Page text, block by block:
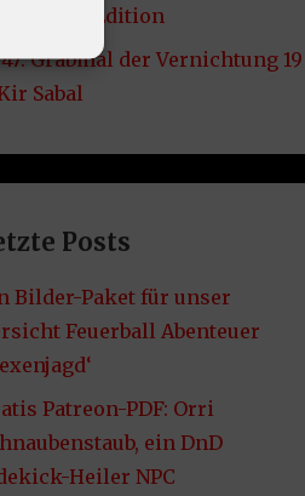
D&D Edition
Grabmal der Vernichtung 19
Sabal
Posts
Bilder-Paket für unser
Feuerball Abenteuer
Patreon-PDF: Orri
ein DnD
Heiler NPC